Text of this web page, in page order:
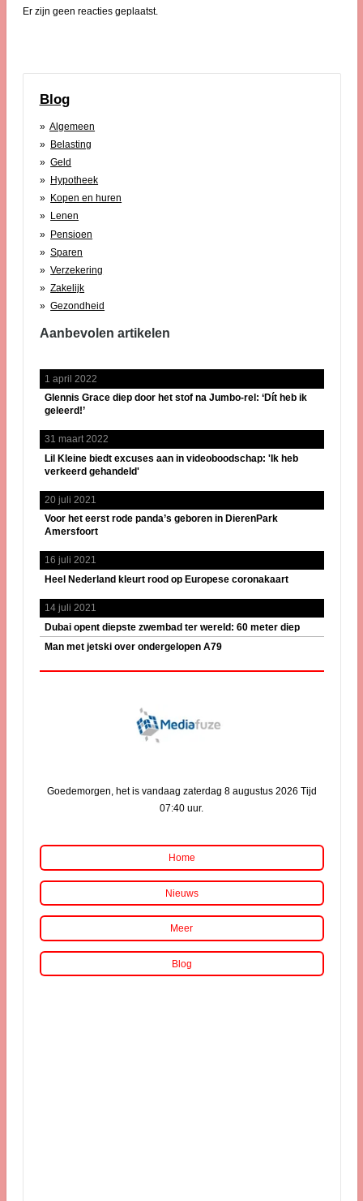
Er zijn geen reacties geplaatst.
Blog
Algemeen
Belasting
Geld
Hypotheek
Kopen en huren
Lenen
Pensioen
Sparen
Verzekering
Zakelijk
Gezondheid
Aanbevolen artikelen
1 april 2022
Glennis Grace diep door het stof na Jumbo-rel: ‘Dít heb ik
geleerd!’
31 maart 2022
Lil Kleine biedt excuses aan in videoboodschap: 'Ik heb
verkeerd gehandeld'
20 juli 2021
Voor het eerst rode panda’s geboren in DierenPark
Amersfoort
16 juli 2021
Heel Nederland kleurt rood op Europese coronakaart
14 juli 2021
Dubai opent diepste zwembad ter wereld: 60 meter diep
Man met jetski over ondergelopen A79
Goedemorgen, het is vandaag zaterdag 8 augustus 2026 Tijd
07:40 uur.
Home
Nieuws
Meer
Blog